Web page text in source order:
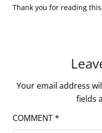
Thank you for reading
Your email address
fields
COMMENT*